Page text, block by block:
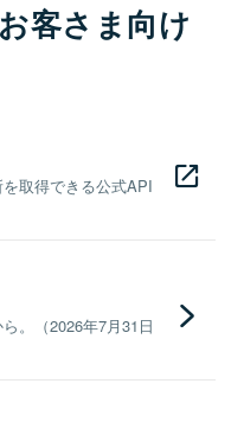
客さま向け
取得できる公式API
。（2026年7月31日